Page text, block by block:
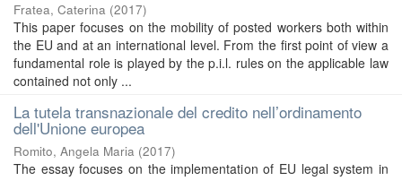
Fratea, Caterina (2017)
This paper focuses on the mobility of posted workers both within
the EU and at an international level. From the first point of view a
fundamental role is played by the p.i.l. rules on the applicable law
contained not only ...
La tutela transnazionale del credito nell’ordinamento
dell'Unione europea
Romito, Angela Maria (2017)
The essay focuses on the implementation of EU legal system in